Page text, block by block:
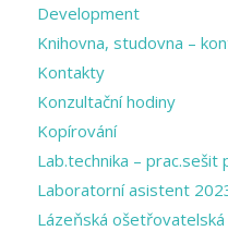
Development
Knihovna, studovna –
Kontakty
Konzultační hodiny
Kopírování
Lab.technika – prac.sešit
Laboratorní asistent
Lázeňská